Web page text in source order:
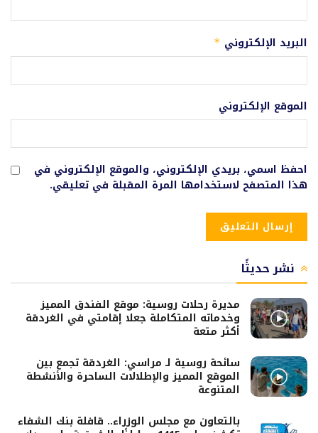
البريد الإلكتروني *
الموقع الإلكتروني
احفظ اسمي، بريدي الإلكتروني، والموقع الإلكتروني في
هذا المتصفح لاستخدامها المرة المقبلة في تعليقي.
نشر حديثًا
مديرة رحلات روسية: موقع الفندق المميز
وخدماته المتكاملة جعلا إقامتي في الغردقة
أكثر متعة
سائحة روسية لـ مراسي: الغردقة تجمع بين
الموقع المميز والإطلالات الساحرة والأنشطة
المتنوعة
بالتعاون مع مجلس الوزراء.. قافلة بنك الشفاء